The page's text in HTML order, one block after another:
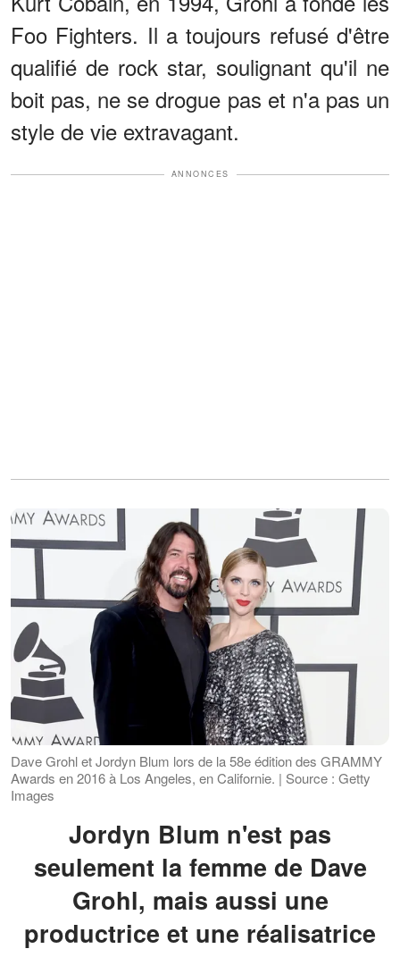
Foo Fighters. Il a toujours refusé d'être
qualifié de rock star, soulignant qu'il ne
boit pas, ne se drogue pas et n'a pas un
style de vie extravagant.
ANNONCES
Dave Grohl et Jordyn Blum lors de la 58e édition des GRAMMY
Awards en 2016 à Los Angeles, en Californie. | Source : Getty
Images
Jordyn Blum n'est pas
seulement la femme de Dave
Grohl, mais aussi une
productrice et une réalisatrice